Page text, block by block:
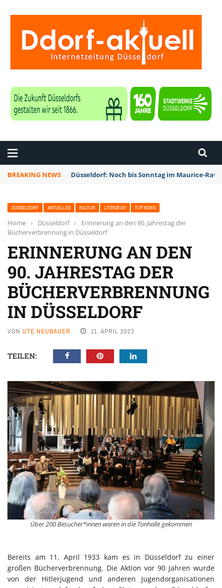
BREAKING NEWS Düsseldorf: Noch bis Sonntag im Maurice-
DÜSSELDORF AKTUELLES KULTUR LITERATUR TOP NEWS
Home › Düsseldorf ›
Erinnerung an den 90. Jahrestag der
Bücherverbrennung in Düsseldorf
ERINNERUNG AN DEN
90. JAHRESTAG DER
BÜCHERVERBRENNUNG
IN DÜSSELDORF
VON UTE NEUBAUER 11. APRIL 2023
TEILEN:
Über 200 Besucher*innen waren in die Tonhalle gekommen
Bereits am 11. April 1933 kam es in Düsseldorf zu einer
großen Bücherverbrennung. Die Aktion vor 90 Jahren wurde
von der Hitlerjugend und anderen Jugendorganisationen